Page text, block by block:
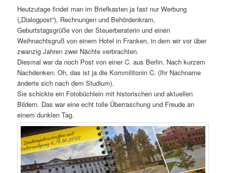
Heutzutage findet man im Briefkasten ja fast nur Werbung
(„Dialogpost“), Rechnungen und Behördenkram,
Geburtstagsgrüße von der Steuerberaterin und einen
Weihnachtsgruß von einem Hotel in Franken, in dem wir vor über
zwanzig Jahren zwei Nächte verbrachten.
Diesmal war da noch Post von einer C. aus Berlin. Nach kurzem
Nachdenken: Oh, das ist ja die Kommilitonin C. (Ihr Nachname
änderte sich nach dem Studium).
Sie schickte ein Fotobüchlein mit historischen und aktuellen
Bildern. Das war eine echt tolle Überraschung und Freude an
einem dunklen Tag.